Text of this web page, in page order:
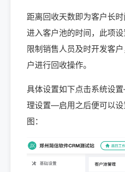
距离回收天数即为客户长
进入客户池的时间，此项
限制销售人员及时开发客
户进行回收操作。
具体设置如下点击系统设
理设置—启用之后便可以
图：